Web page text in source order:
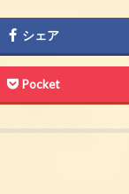
シェア
Pocket